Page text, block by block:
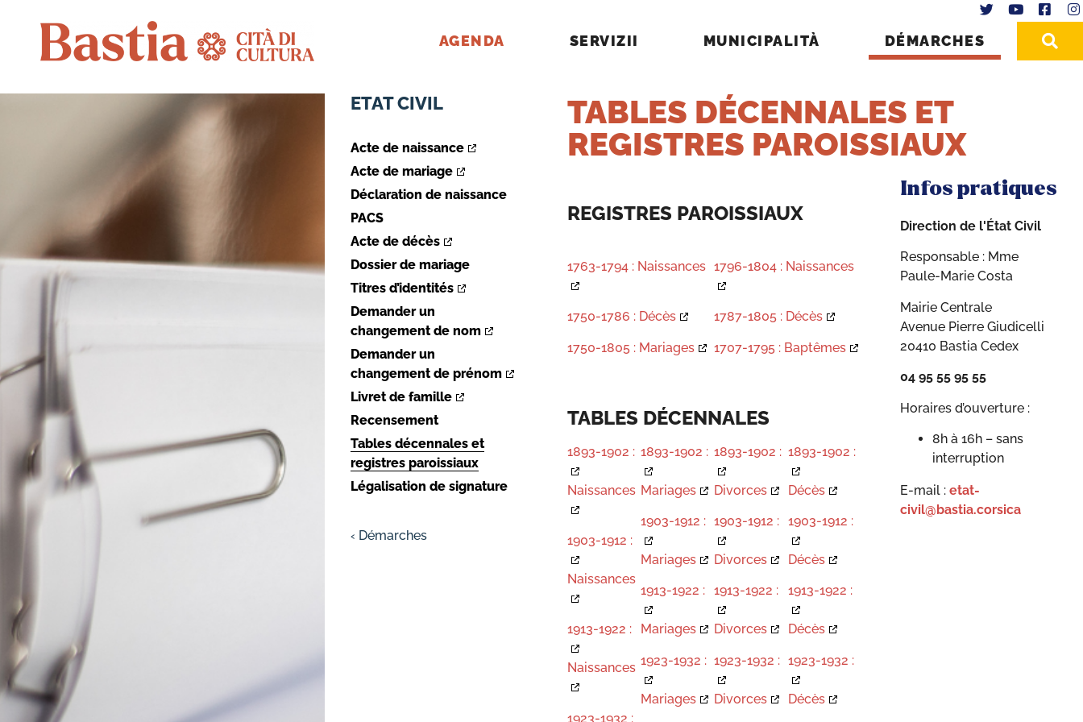
AGENDA SERVIZII MUNICIPALITÀ DÉMARCHES
ETAT CIVIL
Acte de naissance
Acte de mariage
Déclaration de naissance
PACS
Acte de décès
Dossier de mariage
Titres d’identités
Demander un
changement de nom
Demander un
changement de prénom
Livret de famille
Recensement
Tables décennales et
registres paroissiaux
Légalisation de signature
‹ Démarches
Infos pratiques
Direction de l'État Civil
Responsable : Mme
Paule-Marie Costa
Mairie Centrale
Avenue Pierre Giudicelli
20410 Bastia Cedex
04 95 55 95 55
Horaires d’ouverture :
8h à 16h – sans
interruption
E-mail : etat-
civil@bastia.corsica
TABLES DÉCENNALES ET
REGISTRES PAROISSIAUX
REGISTRES PAROISSIAUX
1763-1794 : Naissances
1750-1786 : Décès
1750-1805 : Mariages
1796-1804 : Naissances
1787-1805 : Décès
1707-1795 : Baptêmes
TABLES DÉCENNALES
1893-1902 :
Naissances
1903-1912 :
Naissances
1913-1922 :
Naissances
1923-1932 :
1893-1902 :
Mariages
1903-1912 :
Mariages
1913-1922 :
Mariages
1923-1932 :
Mariages
1893-1902 :
Divorces
1903-1912 :
Divorces
1913-1922 :
Divorces
1923-1932 :
Divorces
1893-1902 :
Décès
1903-1912 :
Décès
1913-1922 :
Décès
1923-1932 :
Décès